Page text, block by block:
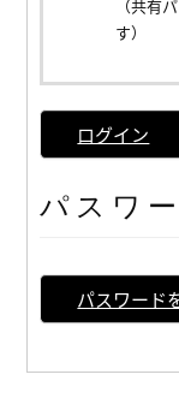
（共有
す）
ログイン
パスワ
パスワード